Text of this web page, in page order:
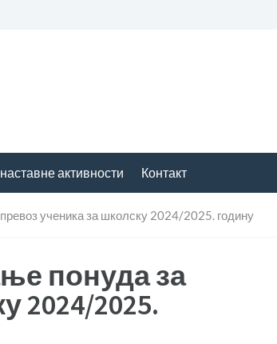
активности Контакт
ученика за школску 2024/2025. годину
понуда за
2024/2025.